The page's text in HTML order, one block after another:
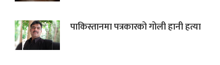
पाकिस्तानमा पत्रकारको गोली हानी हत्या